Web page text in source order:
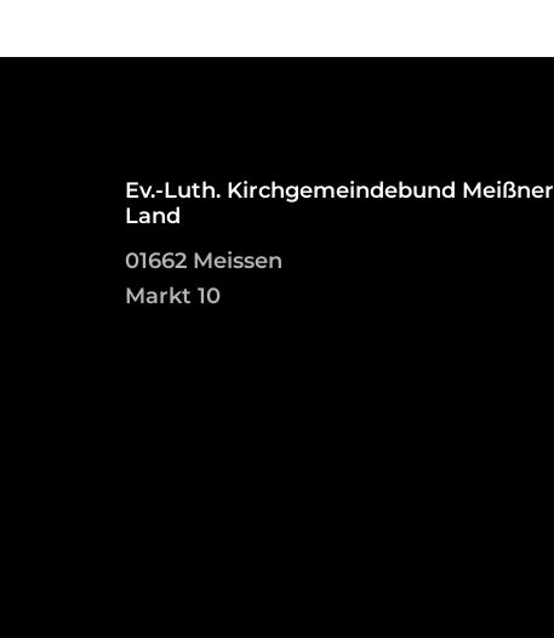
Ev.-Luth. Kirchgemeindebund Meißner
Land
01662 Meissen
Markt 10